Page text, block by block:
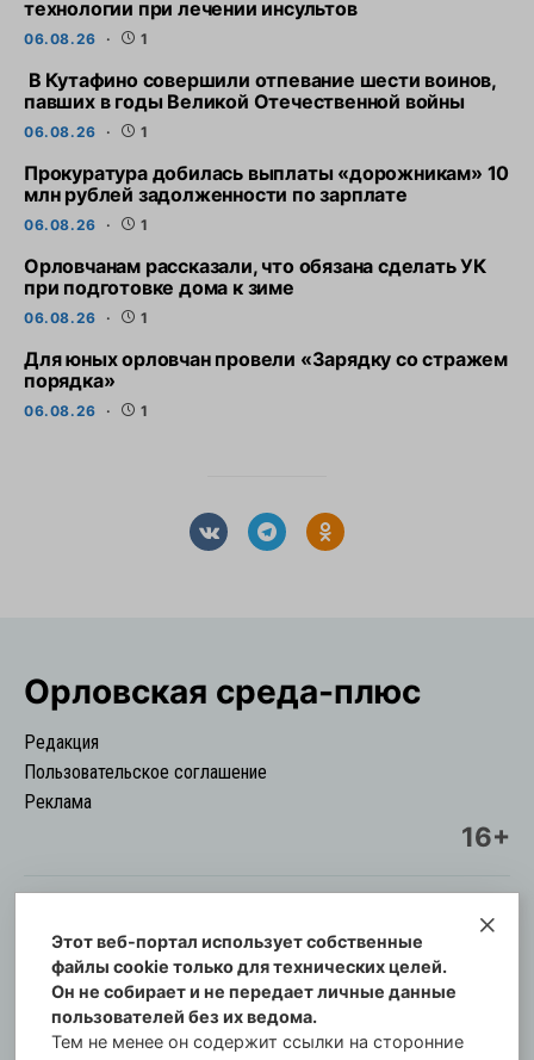
технологии при лечении инсультов
06.08.26 1
В Кутафино совершили отпевание шести воинов,
павших в годы Великой Отечественной войны
06.08.26 1
Прокуратура добилась выплаты «дорожникам» 10
млн рублей задолженности по зарплате
06.08.26 1
Орловчанам рассказали, что обязана сделать УК
при подготовке дома к зиме
06.08.26 1
Для юных орловчан провели «Зарядку со стражем
порядка»
06.08.26 1
Орловская cреда-плюс
Редакция
Пользовательское соглашение
Реклама
16+
© Информационный городской портал
Орловская cреда-плюс, 2021-2026
Свидетельство о регистрации СМИ: ПИ №57-
00254 от 29 октября 2013 г.
Этот веб-портал использует собственные
файлы cookie только для технических целей.
Он не собирает и не передает личные данные
пользователей без их ведома.
Тем не менее он содержит ссылки на сторонние